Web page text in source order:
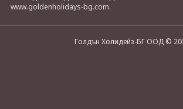
www.goldenholidays-bg.com.
Голдън Холидейз-БГ ООД ©